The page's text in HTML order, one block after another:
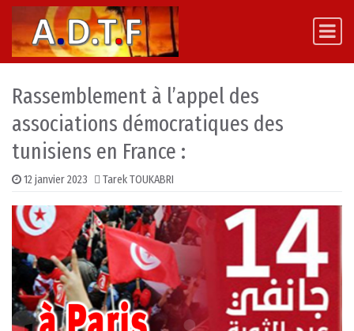
Skip to content
Main Navigation
Rassemblement à l’appel des
associations démocratiques des
tunisiens en France :
12 janvier 2023 Tarek TOUKABRI